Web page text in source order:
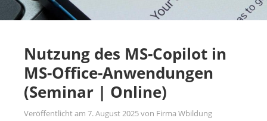
Nutzung des MS-Copilot in
MS-Office-Anwendungen
(Seminar | Online)
Veröffentlicht am 7. August 2025von Firma Wbildung